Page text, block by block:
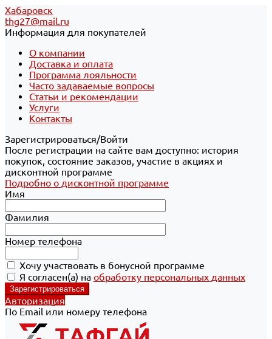
Хабаровск
thg27@mail.ru
Информация для покупателей
О компании
Доставка и оплата
Программа лояльности
Часто задаваемые вопросы
Статьи и рекомендации
Услуги
Контакты
Зарегистрироваться/Войти
После регистрации на сайте вам доступно: история
покупок, состояние заказов, участие в акциях и
дисконтной программе
Подробно о дисконтной программе
Имя
Фамилия
Номер телефона
Хочу участвовать в бонусной программе
Я согласен(а) на обработку персональных данных
Авторизация
По Email или номеру телефона